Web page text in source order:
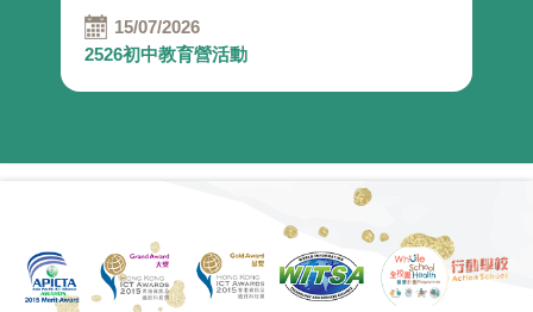
15/07/2026
2526初中教育營活動